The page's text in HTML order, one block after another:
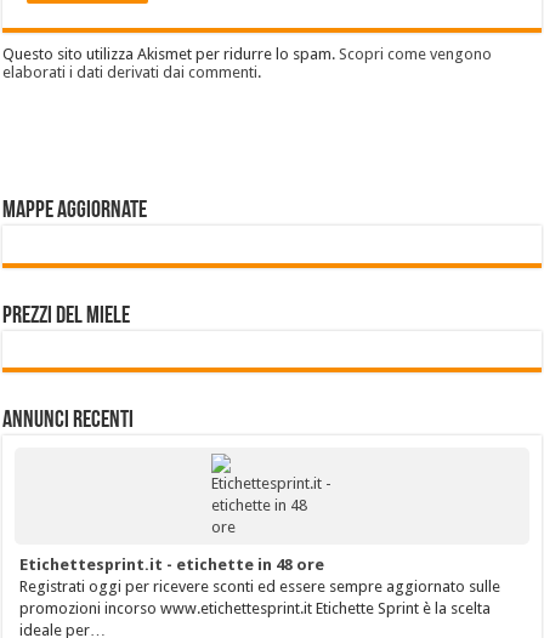
Questo sito utilizza Akismet per ridurre lo spam.Scopri come vengono
elaborati i dati derivati dai commenti.
Mappe aggiornate
Prezzi del miele
Annunci Recenti
Etichettesprint.it - etichette in 48 ore
Registrati oggi per ricevere sconti ed essere sempre aggiornato sulle
promozioni incorso www.etichettesprint.it Etichette Sprint è la scelta
ideale per…